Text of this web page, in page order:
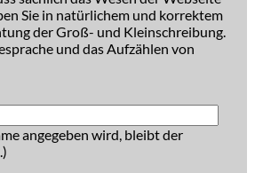
Sie in natürlichem und korrektem
der Groß- und Kleinschreibung.
und das Aufzählen von
angegeben wird, bleibt der